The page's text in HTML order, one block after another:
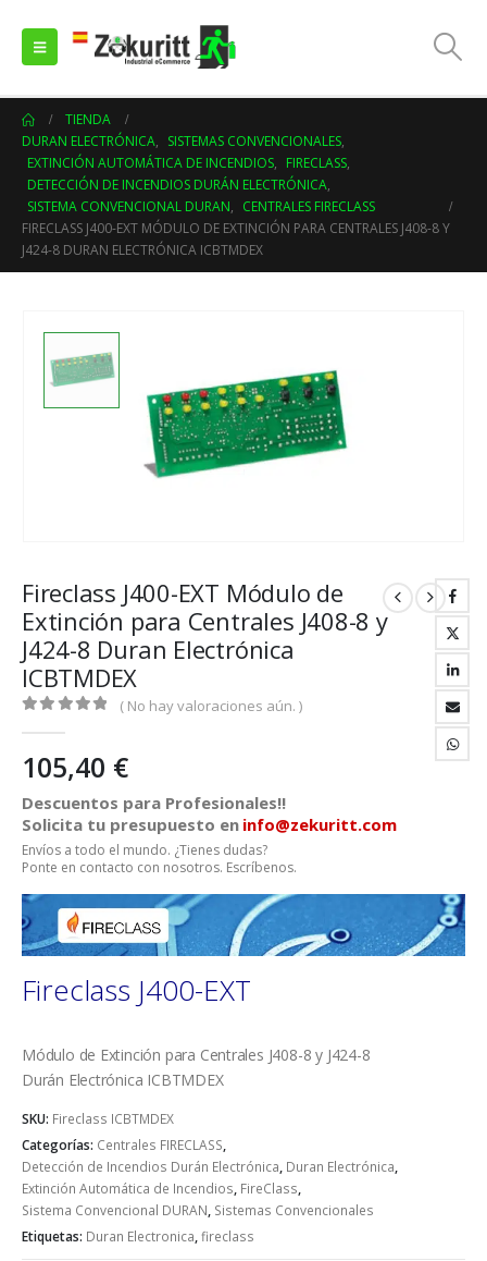
TIENDA
DURAN ELECTRÓNICA, SISTEMAS CONVENCIONALES,
EXTINCIÓN AUTOMÁTICA DE INCENDIOS, FIRECLASS,
DETECCIÓN DE INCENDIOS DURÁN ELECTRÓNICA,
SISTEMA CONVENCIONAL DURAN, CENTRALES FIRECLASS
FIRECLASS J400-EXT MÓDULO DE EXTINCIÓN PARA CENTRALES J408-8 Y
J424-8 DURAN ELECTRÓNICA ICBTMDEX
Fireclass J400-EXT Módulo de
Extinción para Centrales J408-8 y
J424-8 Duran Electrónica
ICBTMDEX
( No hay valoraciones aún. )
105,40 €
Descuentos para Profesionales!!
Solicita tu presupuesto en info@zekuritt.com
Envíos a todo el mundo. ¿Tienes dudas?
Ponte en contacto con nosotros. Escríbenos.
Fireclass J400-EXT
Módulo de Extinción para Centrales J408-8 y J424-8
Durán Electrónica ICBTMDEX
SKU: Fireclass ICBTMDEX
Categorías: Centrales FIRECLASS,
Detección de Incendios Durán Electrónica, Duran Electrónica,
Extinción Automática de Incendios, FireClass,
Sistema Convencional DURAN, Sistemas Convencionales
Etiquetas: Duran Electronica,fireclass